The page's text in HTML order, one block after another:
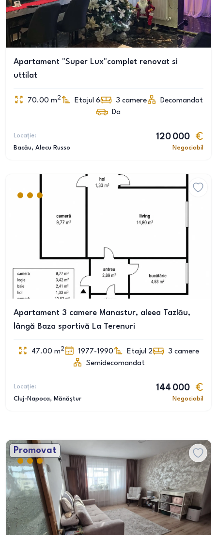
Apartament "Super Lux"complet renovat si
uttilat
70.00 m2 Etajul 6 3 camere
Decomandat
Da
Locație:
Bacău, Alecu Russo
120 000
Negociabil
Apartament 3 camere Manastur, aleea Tazlău,
lângă Baza sportivă La Terenuri
47.00 m2 1977-1990 Etajul 2 3 camere
Semidecomandat
Locație:
Cluj-Napoca, Mănăștur
144 000
Negociabil
Promovat